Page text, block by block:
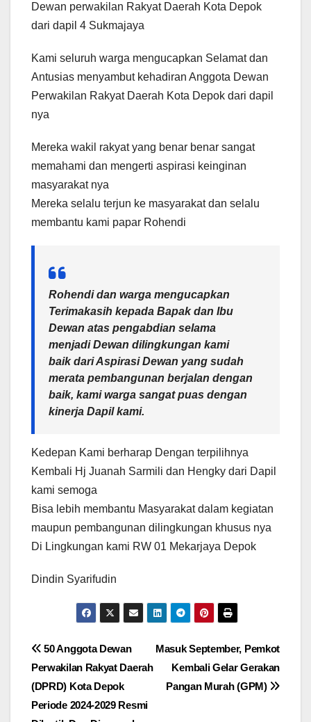
Dewan perwakilan Rakyat Daerah Kota Depok
dari dapil 4 Sukmajaya
Kami seluruh warga mengucapkan Selamat dan
Antusias menyambut kehadiran Anggota Dewan
Perwakilan Rakyat Daerah Kota Depok dari dapil
nya
Mereka wakil rakyat yang benar benar sangat
memahami dan mengerti aspirasi keinginan
masyarakat nya
Mereka selalu terjun ke masyarakat dan selalu
membantu kami papar Rohendi
Rohendi dan warga mengucapkan
Terimakasih kepada Bapak dan Ibu
Dewan atas pengabdian selama
menjadi Dewan dilingkungan kami
baik dari Aspirasi Dewan yang sudah
merata pembangunan berjalan dengan
baik, kami warga sangat puas dengan
kinerja Dapil kami.
Kedepan Kami berharap Dengan terpilihnya
Kembali Hj Juanah Sarmili dan Hengky dari Dapil
kami semoga
Bisa lebih membantu Masyarakat dalam kegiatan
maupun pembangunan dilingkungan khusus nya
Di Lingkungan kami RW 01 Mekarjaya Depok
Dindin Syarifudin
Navigasi
pos
Masuk September, Pemkot
Kembali Gelar Gerakan
Pangan Murah (GPM)
50 Anggota Dewan
Perwakilan Rakyat Daerah
(DPRD) Kota Depok
Periode 2024-2029 Resmi